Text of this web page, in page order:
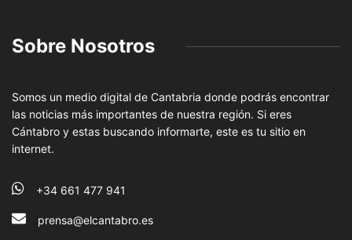
Sobre Nosotros
Somos un medio digital de Cantabria donde podrás encontrar
las noticias más importantes de nuestra región. Si eres
Cántabro y estas buscando informarte, este es tu sitio en
internet.
+34 661 477 941
prensa@elcantabro.es